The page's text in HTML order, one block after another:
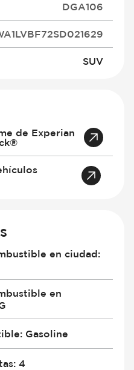
DGA106
SUV
de Experian
en ciudad:
en
: Gasoline
: 4